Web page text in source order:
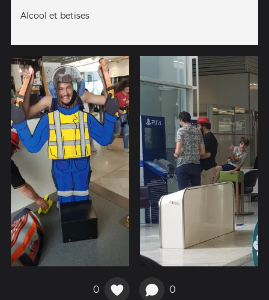
Alcool et betises
0 0